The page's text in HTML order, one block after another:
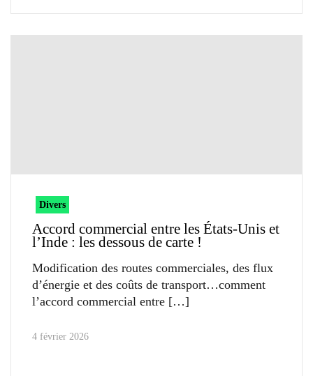
Divers
Accord commercial entre les États-Unis et
l’Inde : les dessous de carte !
Modification des routes commerciales, des flux
d’énergie et des coûts de transport…comment
l’accord commercial entre
4 février 2026